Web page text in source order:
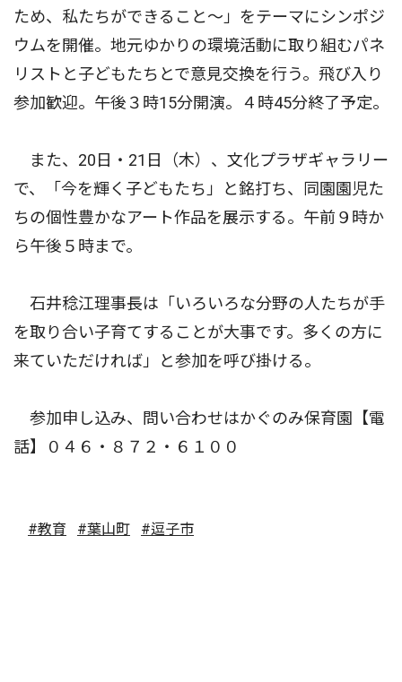
ため、私たちができること〜」をテーマにシンポジ
ウムを開催。地元ゆかりの環境活動に取り組むパネ
リストと子どもたちとで意見交換を行う。飛び入り
参加歓迎。午後３時15分開演。４時45分終了予定。
また、20日・21日（木）、文化プラザギャラリー
で、「今を輝く子どもたち」と銘打ち、同園園児た
ちの個性豊かなアート作品を展示する。午前９時か
ら午後５時まで。
石井稔江理事長は「いろいろな分野の人たちが手
を取り合い子育てすることが大事です。多くの方に
来ていただければ」と参加を呼び掛ける。
参加申し込み、問い合わせはかぐのみ保育園【電
話】０４６・８７２・６１００
#教育 #葉山町 #逗子市